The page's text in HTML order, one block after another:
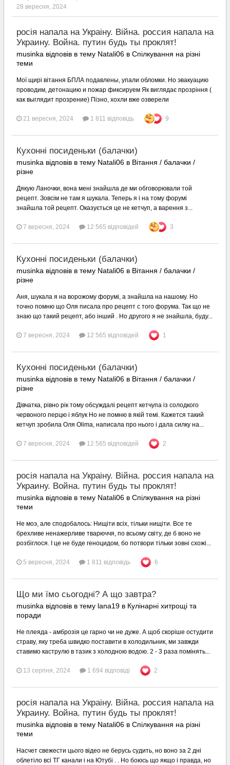
28 вересня, 2024
росія напала на Украіну. Війна. россия напала на
Украину. Война. путин будь ты проклят!
musinka відповів в тему Natali06 в Спілкування на різні
теми
Мої щирі вітання БПЛА подавлены, упали обломки. Но эвакуацию
проводим, детонацию и пожар фиксируем Як виглядає прозріння (
как выглядит прозрение) Пізно, хохли вже озверели
21 вересня, 2024 1 811 відповідь 9
Кухонні посиденьки (балачки)
musinka відповів в тему Natali06 в Вітання / балачки /
різне
Дякую Ланочки, вона мені знайшла де ми обговорювали той
рецепт. Зовсім не там я шукала. Теперь я і на тому форумі
знайшла той рецепт. Оказується це не кетчуп, а варення з...
7 вересня, 2024 12 565 відповідей 3
Кухонні посиденьки (балачки)
musinka відповів в тему Natali06 в Вітання / балачки /
різне
Аня, шукала я на ворожому форумі, а знайшла на нашому. Но
точно помню що Оля писала про рецепт с того форума. Так що не
знаю що такий рецепт, або інший . Но другого я не знайшла, буду...
7 вересня, 2024 12 565 відповідей 1
Кухонні посиденьки (балачки)
musinka відповів в тему Natali06 в Вітання / балачки /
різне
Дівчатка, рівно рік тому обсуждалі рецепт кетчупа із солодкого
червоного перцю і яблук Но не помню в якій темі. Кажется такий
кетчуп зробила Оля Оlima, написала про нього і дала силку на...
7 вересня, 2024 12 565 відповідей 2
росія напала на Украіну. Війна. россия напала на
Украину. Война. путин будь ты проклят!
musinka відповів в тему Natali06 в Спілкування на різні
теми
Не моэ, але сподобалось: Нищіти всіх, тільки нищіти. Все те
брехливе ненажерливе тварюччя, по всьому світу, де б воно не
розбіглося. І це не буде геноцидом, бо потвори тільки зовні схожі...
5 вересня, 2024 1 811 відповідь 6
Що ми їмо сьогодні? А що завтра?
musinka відповів в тему lana19 в Кулінарні хитрощі та
поради
Не плеяда - амброзія це гарно чи не дуже. А щоб скоріше остудити
страву, яку треба швидко поставити в холодильник, ми завжди
ставимо каструлю в тазик з холодною водою. 2 - 3 раза помінять...
13 серпня, 2024 1 694 відповіді 2
росія напала на Украіну. Війна. россия напала на
Украину. Война. путин будь ты проклят!
musinka відповів в тему Natali06 в Спілкування на різні
теми
Насчет свежести цього відео не берусь судить, но воно за 2 дні
облетіло всі ТГ канали і на Ютубі . . Но боюсь що якщо і правда, но